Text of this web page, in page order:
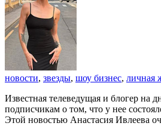
новости, звезды, шоу бизнес, личная
Известная телеведущая и блогер на
подписчикам о том, что у нее
Этой новостью Анастасия Ивлеева